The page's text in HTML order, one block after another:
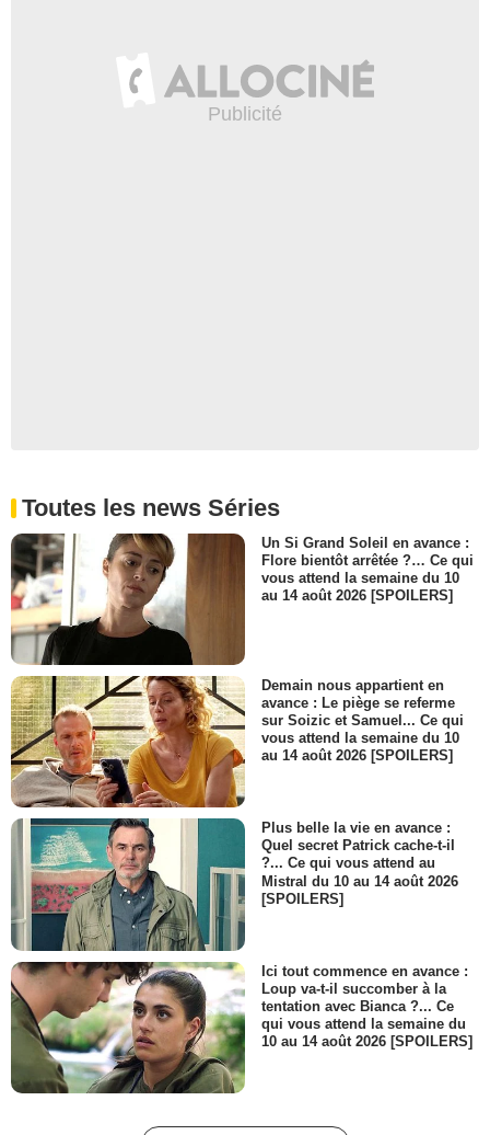
Toutes les news Séries
Un Si Grand Soleil en avance :
Flore bientôt arrêtée ?… Ce qui
vous attend la semaine du 10
au 14 août 2026 [SPOILERS]
Demain nous appartient en
avance : Le piège se referme
sur Soizic et Samuel... Ce qui
vous attend la semaine du 10
au 14 août 2026 [SPOILERS]
Plus belle la vie en avance :
Quel secret Patrick cache-t-il
?... Ce qui vous attend au
Mistral du 10 au 14 août 2026
[SPOILERS]
Ici tout commence en avance :
Loup va-t-il succomber à la
tentation avec Bianca ?... Ce
qui vous attend la semaine du
10 au 14 août 2026 [SPOILERS]